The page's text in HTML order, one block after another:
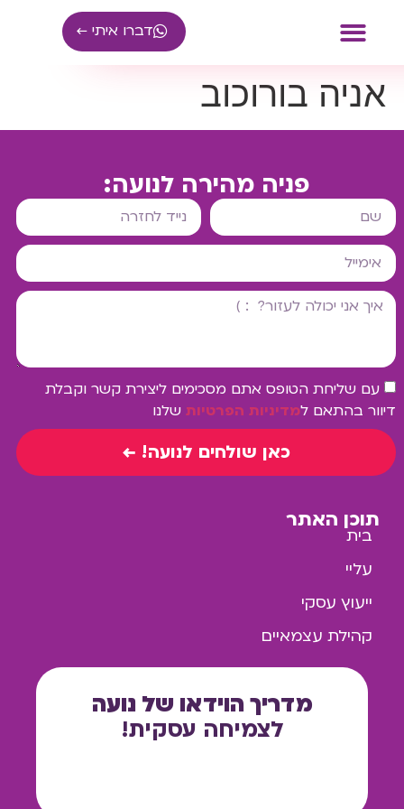
דברו איתי ←
אניה בורוכוב
תוכן האתר
בית
עליי
ייעוץ עסקי
קהילת עצמאיים
מדריך הוידאו של נועה
לצמיחה עסקית!
פניה מהירה לנועה:
עם שליחת הטופס אתם מסכימים ליצירת קשר וקבלת
דיוור בהתאם למדיניות הפרטיותשלנו
כאן שולחים לנועה! ←